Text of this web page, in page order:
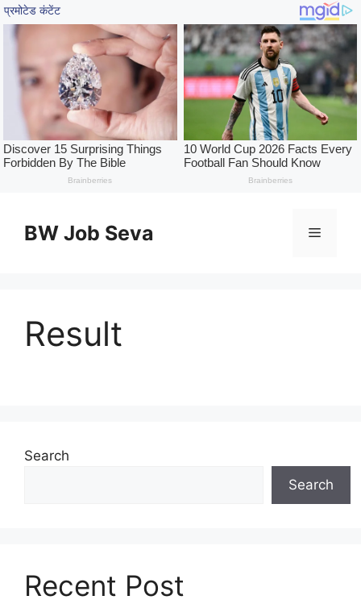
contentBW Job Seva Menu
Result
Search
Search
Recent Post